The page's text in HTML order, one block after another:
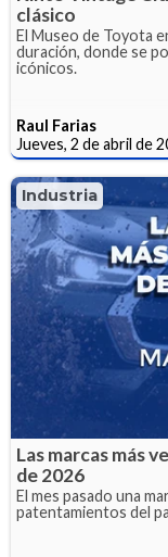
clásico
El Museo de Toyota
duración, donde se
icónicos.
Raul Farias
Jueves, 2 de abril de
Industria
Las marcas más
de 2026
El mes pasado una
patentamientos del